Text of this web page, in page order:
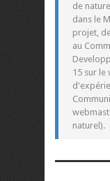
de
dans le
projet,
au
15 sur le
naturel).